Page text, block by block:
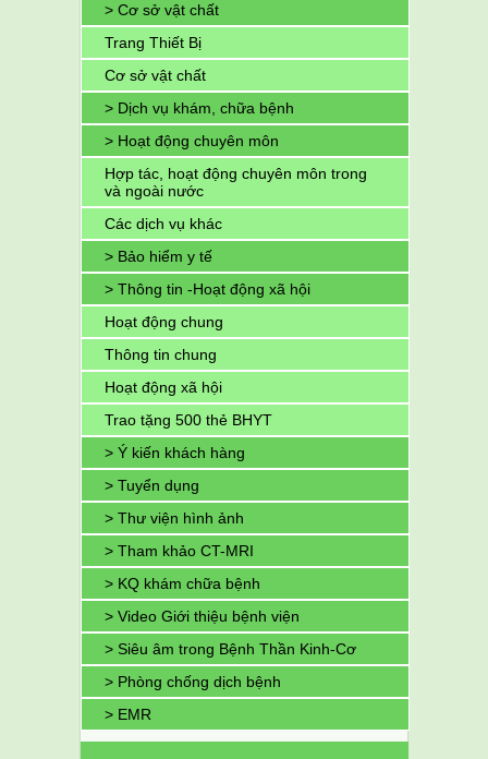
> Cơ sở vật chất
Trang Thiết Bị
Cơ sở vật chất
> Dịch vụ khám, chữa bệnh
> Hoạt động chuyên môn
Hợp tác, hoạt động chuyên môn trong
và ngoài nước
Các dịch vụ khác
> Bảo hiểm y tế
> Thông tin -Hoạt động xã hội
Hoạt động chung
Thông tin chung
Hoạt động xã hội
Trao tặng 500 thẻ BHYT
> Ý kiến khách hàng
> Tuyển dụng
> Thư viện hình ảnh
> Tham khảo CT-MRI
> KQ khám chữa bệnh
> Video Giới thiệu bệnh viện
> Siêu âm trong Bệnh Thần Kinh-Cơ
> Phòng chống dịch bệnh
> EMR